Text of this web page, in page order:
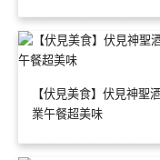
【伏見美食】伏見神聖
業午餐超美味